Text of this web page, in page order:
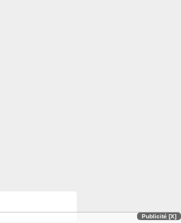
Publicité [X]